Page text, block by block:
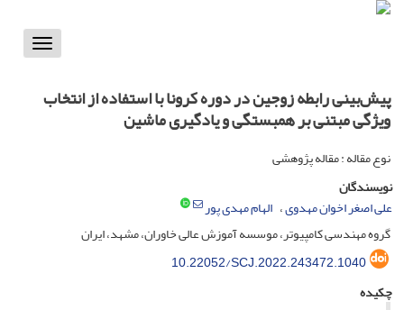
Toggle
پیش‌بینی رابطه زوجین در دوره کرونا با استفاده از انتخاب
ویژگی مبتنی بر همبستگی و یادگیری ماشین
نوع مقاله : مقاله پژوهشی
نویسندگان
علی اصغر اخوان مهدوی الهام مهدی پور
گروه مهندسی کامپیوتر، موسسه آموزش عالی خاوران، مشهد، ایران
10.22052/SCJ.2022.243472.1040
چکیده